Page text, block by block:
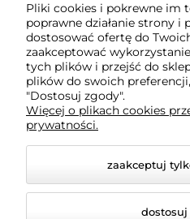
Informacje
O firmie
Pliki cookies i pokrewne im
poprawne działanie strony i
dostosować ofertę do
zaakceptować
tych plików i przejść do
plików do swoich
"Dostosuj zgody".
Więcej o plikach cookies
prywatności.
zaakceptuj
dostosuj